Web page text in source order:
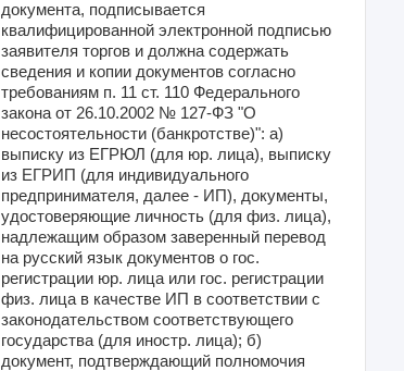
документа, подписывается
квалифицированной электронной подписью
заявителя торгов и должна содержать
сведения и копии документов согласно
требованиям п. 11 ст. 110 Федерального
закона от 26.10.2002 № 127-ФЗ "О
несостоятельности (банкротстве)": а)
выписку из ЕГРЮЛ (для юр. лица), выписку
из ЕГРИП (для индивидуального
предпринимателя, далее - ИП), документы,
удостоверяющие личность (для физ. лица),
надлежащим образом заверенный перевод
на русский язык документов о гос.
регистрации юр. лица или гос. регистрации
физ. лица в качестве ИП в соответствии с
законодательством соответствующего
государства (для иностр. лица); б)
документ, подтверждающий полномочия